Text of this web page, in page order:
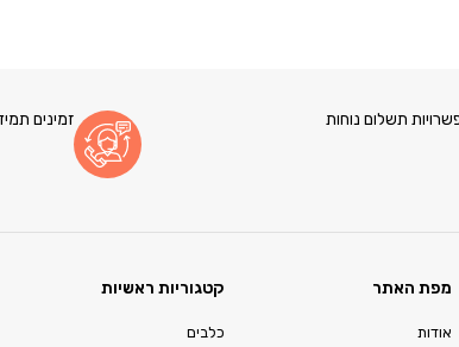
תשלום נוחות זמינים
מפת האתר
אודות
קטגוריות ראשיות
כלבים